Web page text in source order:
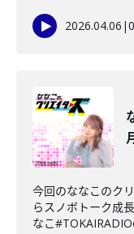
2026.04.06 |
今回のななこのク
らスノボトーク成
なこ